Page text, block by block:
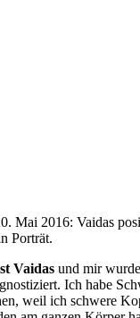
Mai 2016: Vaidas
Porträt.
Vaidas und mir
Ich habe
weil ich schwere